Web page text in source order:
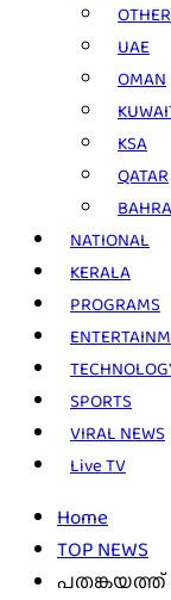
OTHER
UAE
OMAN
KSA
QATAR
NATIONAL
KERALA
PROGRAMS
SPORTS
VIRAL NEWS
Live TV
Home
TOP NEWS
പതങ്കയത്ത്